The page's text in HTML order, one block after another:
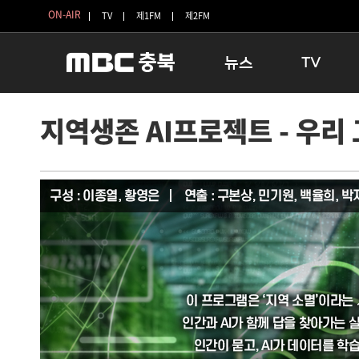
ON-AIR TV 제1FM 제2FM
뉴스
충청북도 교육청
괴산
단양
보은
영동
옥천
음성
제천
증평
TV
프라임인터뷰
충북 시사토론
전국시대
시청자 FLEX
특집프로그램
TV 속 정보
종영프로그램
지역생존 AI프로젝트 - 우리